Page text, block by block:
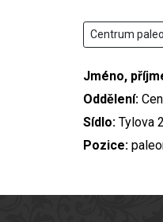
Centrum
Jméno,
Oddělení:
Sídlo: Tylova
Pozice: